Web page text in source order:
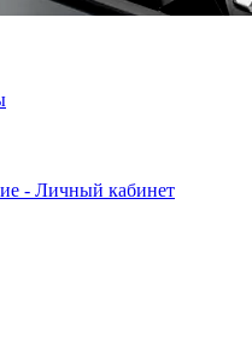
- Личный кабинет